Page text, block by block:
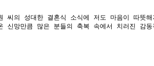
씨의 성대한 결혼식 소식에 저도 마음이 따뜻해
신망만큼 많은 분들의 축복 속에서 치러진 감